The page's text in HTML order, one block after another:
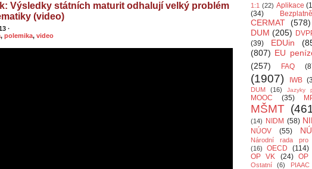
Výsledky státních maturit odhalují velký problém
(video)
·
, polemika, video
1:1 (22) Aplikace
(34)
Bezplatně
CERMAT (578)
DUM (205)
(39)
EDUin
(807) EU
(257)
FAQ
(1907)
IWB
DUM
(16) Jazyky
MOOC (35)
MŠMT
(14)
NIDM (58)
NÚOV (55)
Národní rada pro
(16)
OECD (114)
OP VK
(24) OP
Ostatní (6) PIAAC